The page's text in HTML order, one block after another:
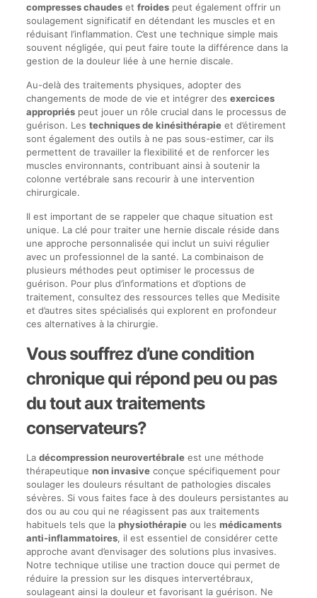
compresses chaudeset froidespeut également offrir un
soulagement significatif en détendant les muscles et en
réduisant l’inflammation. C’est une technique simple mais
souvent négligée, qui peut faire toute la différence dans la
gestion de la douleur liée à une hernie discale.
Au-delà des traitements physiques, adopter des
changements de mode de vie et intégrer des exercices
appropriéspeut jouer un rôle crucial dans le processus de
guérison. Les techniques de kinésithérapieet d’étirement
sont également des outils à ne pas sous-estimer, car ils
permettent de travailler la flexibilité et de renforcer les
muscles environnants, contribuant ainsi à soutenir la
colonne vertébrale sans recourir à une intervention
chirurgicale.
Il est important de se rappeler que chaque situation est
unique. La clé pour traiter une hernie discale réside dans
une approche personnalisée qui inclut un suivi régulier
avec un professionnel de la santé. La combinaison de
plusieurs méthodes peut optimiser le processus de
guérison. Pour plus d’informations et d’options de
traitement, consultez des ressources telles que Medisite
et d’autres sites spécialisés qui explorent en profondeur
ces alternatives à la chirurgie.
Vous souffrez d’une condition
chronique qui répond peu ou pas
du tout aux traitements
conservateurs?
La décompression neurovertébraleest une méthode
thérapeutique non invasiveconçue spécifiquement pour
soulager les douleurs résultant de pathologies discales
sévères. Si vous faites face à des douleurs persistantes au
dos ou au cou qui ne réagissent pas aux traitements
habituels tels que la physiothérapieou les médicaments
anti-inflammatoires, il est essentiel de considérer cette
approche avant d’envisager des solutions plus invasives.
Notre technique utilise une traction douce qui permet de
réduire la pression sur les disques intervertébraux,
soulageant ainsi la douleur et favorisant la guérison. Ne